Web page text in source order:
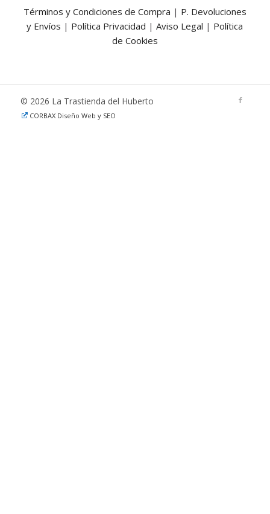
Términos y Condiciones de Compra | P. Devoluciones
y Envíos | Política Privacidad |Aviso Legal | Política
de Cookies
© 2026 La Trastienda del Huberto
CORBAX Diseño Web y SEO